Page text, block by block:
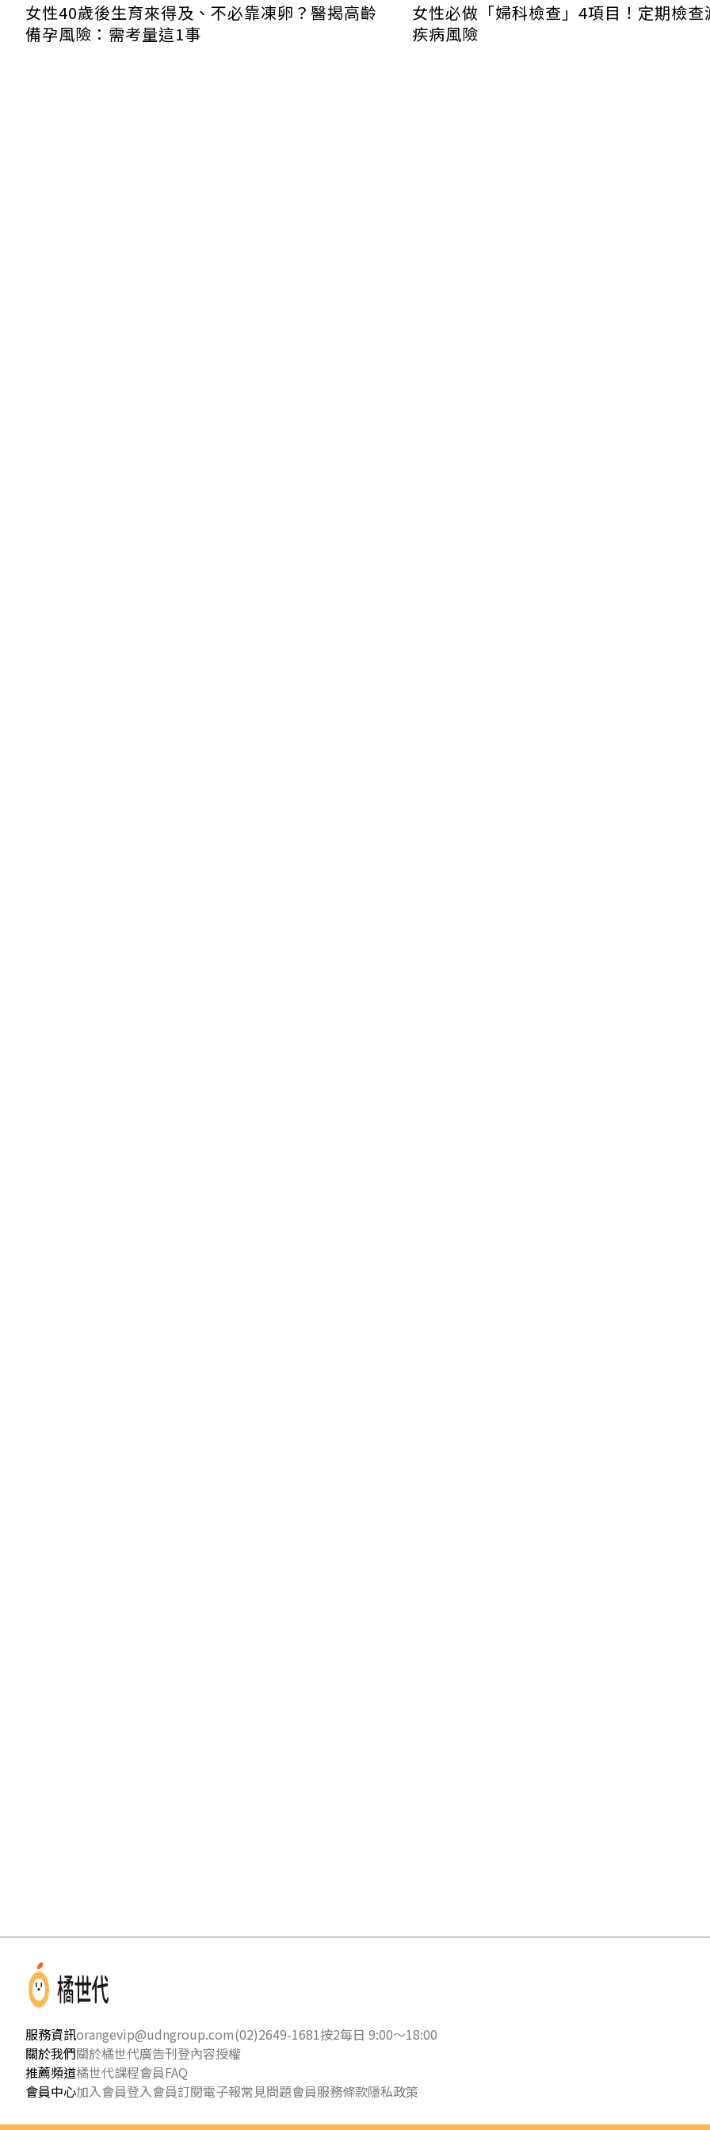
女性40歲後生育來得及、不必靠凍卵？醫揭高齡
備孕風險：需考量這1事
女性必做「婦科檢查」4項目！定期檢查
疾病風險
服務資訊orangevip@udngroup.com(02)2649-1681按2每日 9:00～18:00
關於我們關於橘世代廣告刊登內容授權
推薦頻道橘世代課程會員FAQ
會員中心加入會員登入會員訂閱電子報常見問題會員服務條款隱私政策